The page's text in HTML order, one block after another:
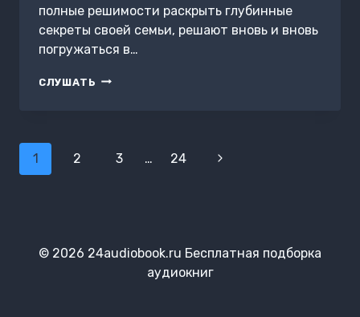
полные решимости раскрыть глубинные
секреты своей семьи, решают вновь и вновь
погружаться в…
СЛУШАТЬ СЕМЕЙНЫЕ
Навигация
по
1 2 3 … 24
Следующая
© 2026 24audiobook.ru Бесплатная подборка
аудиокниг